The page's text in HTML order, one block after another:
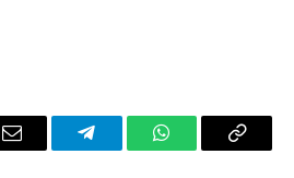
Email TelegramWhatsAppCopy